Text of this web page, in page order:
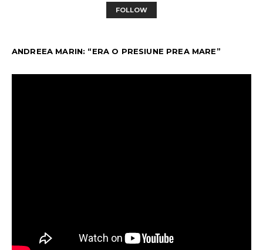
FOLLOW
ANDREEA MARIN: “ERA O PRESIUNE PREA MARE”